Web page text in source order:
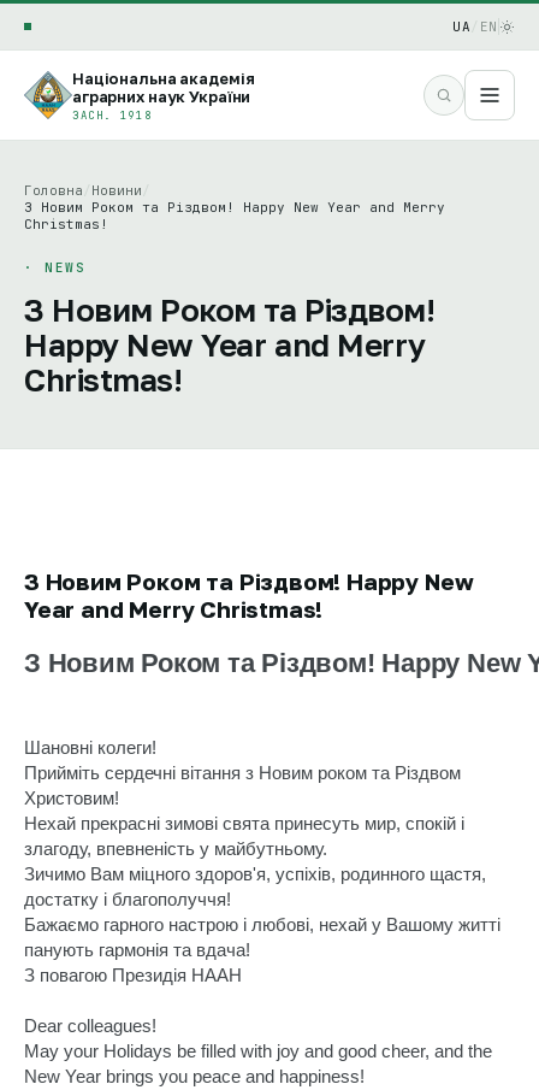
UA EN
Національна академія
аграрних наук України
ЗАСН. 1918
Головна Новини
З Новим Роком та Різдвом! Happy New Year and Merry
Christmas!
· NEWS
З Новим Роком та Різдвом!
Happy New Year and Merry
Christmas!
З Новим Роком та Різдвом! Happy New
Year and Merry Christmas!
З Новим Роком та Різдвом! Happy New
Шановні колеги!
Прийміть сердечні вітання з Новим роком та Різдвом
Христовим!
Нехай прекрасні зимові свята принесуть мир, спокій і
злагоду, впевненість у майбутньому.
Зичимо Вам міцного здоров'я, успіхів, родинного щастя,
достатку і благополуччя!
Бажаємо гарного настрою і любові, нехай у Вашому житті
панують гармонія та вдача!
З повагою Президія НААН
Dear colleagues!
May your Holidays be filled with joy and good cheer, and the
New Year brings you peace and happiness!